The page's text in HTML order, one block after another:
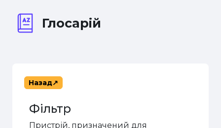
Глосарій
Назад
Фільтр
Пристрій, призначений для